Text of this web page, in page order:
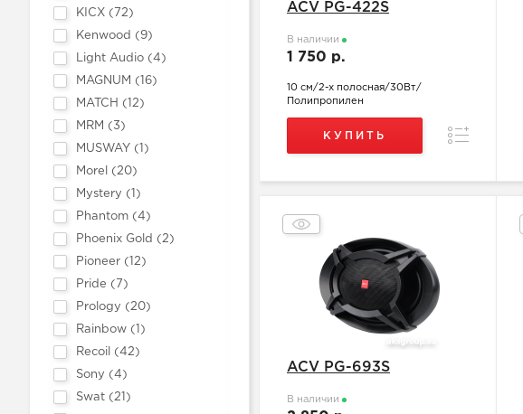
KICX ( 72)
Kenwood ( 9)
Light Audio (4)
MAGNUM ( 16)
MATCH ( 12)
MRM ( 3)
MUSWAY ( )
Morel ( 20)
Mystery ( )
Phantom (4)
Phoenix Gold ( 2)
Pioneer ( 12)
Pride ( 7)
Prology ( 20)
Rainbow ( )
Recoil (42)
Sony (4)
Swat ( 21 )
ACV PG-422S
В наличии
1 750 р.
10 см/2-х полосная/30Вт/
Полипропилен
КУПИТЬ Сравнение
ACV PG-693S
В наличии